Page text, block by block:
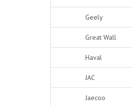
Geely
Great Wall
Haval
JAC
Jaecoo